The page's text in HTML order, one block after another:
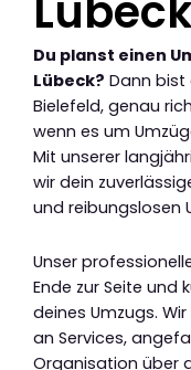
Du planst einen
Lübeck? Dann bist
Bielefeld, genau
wenn es um
Mit unserer
wir dein
und reibungslosen
Unser
Ende zur Seite und
deines Umzugs.
an Services,
Organisation über